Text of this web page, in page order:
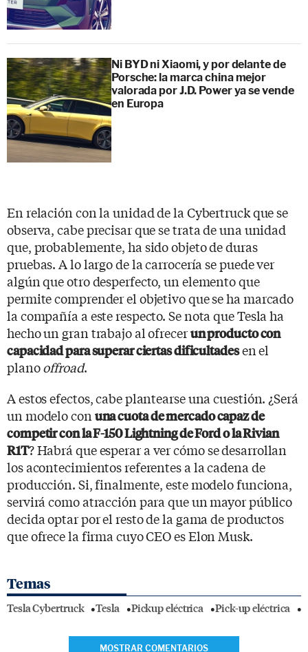
Ni BYD ni Xiaomi, y por delante de
Porsche: la marca china mejor
valorada por J.D. Power ya se vende
en Europa
En relación con la unidad de la Cybertruck que se
observa, cabe precisar que se trata de una unidad
que, probablemente, ha sido objeto de duras
pruebas. A lo largo de la carrocería se puede ver
algún que otro desperfecto, un elemento que
permite comprender el objetivo que se ha marcado
la compañía a este respecto. Se nota que Tesla ha
hecho un gran trabajo al ofrecerun producto con
capacidad para superar ciertas dificultadesen el
planooffroad.
A estos efectos, cabe plantearse una cuestión. ¿Será
un modelo con una cuota de mercado capaz de
competir con la F-150 Lightning de Ford o la Rivian
R1T? Habrá que esperar a ver cómo se desarrollan
los acontecimientos referentes a la cadena de
producción. Si, finalmente, este modelo funciona,
servirá como atracción para que un mayor público
decida optar por el resto de la gama de productos
que ofrece la firma cuyo CEO es Elon Musk.
Temas
Tesla Cybertruck Tesla Pickup eléctrica Pick-up eléctrica
MOSTRAR COMENTARIOS